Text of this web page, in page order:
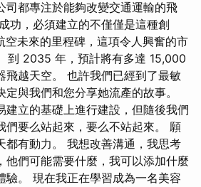
司都專注於能夠改變交通運輸的飛
功，必須建立的不僅僅是這種創
空未來的里程碑，這項令人興奮的市
到 2035 年，預計將有多達 15,000
飛越天空。 也許我們已經到了最敏
與我們和您分享她流產的故事。
建立的基礎上進行建設，但隨後我們
們要么站起來，要么不站起來。 願
都有動力。 我想改善溝通，我思考
他們可能需要什麼，我可以添加什麼
驗。 現在我正在學習成為一名美容